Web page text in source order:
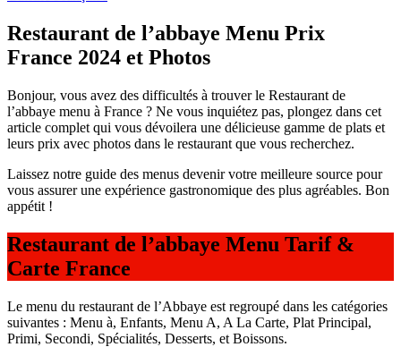
Restaurant de l’abbaye Menu Prix
France 2024 et Photos
Bonjour, vous avez des difficultés à trouver le Restaurant de
l’abbaye menu à France ? Ne vous inquiétez pas, plongez dans cet
article complet qui vous dévoilera une délicieuse gamme de plats et
leurs prix avec photos dans le restaurant que vous recherchez.
Laissez notre guide des menus devenir votre meilleure source pour
vous assurer une expérience gastronomique des plus agréables. Bon
appétit !
Restaurant de l’abbaye Menu Tarif &
Carte France
Le menu du restaurant de l’Abbaye est regroupé dans les catégories
suivantes : Menu à, Enfants, Menu A, A La Carte, Plat Principal,
Primi, Secondi, Spécialités, Desserts, et Boissons.